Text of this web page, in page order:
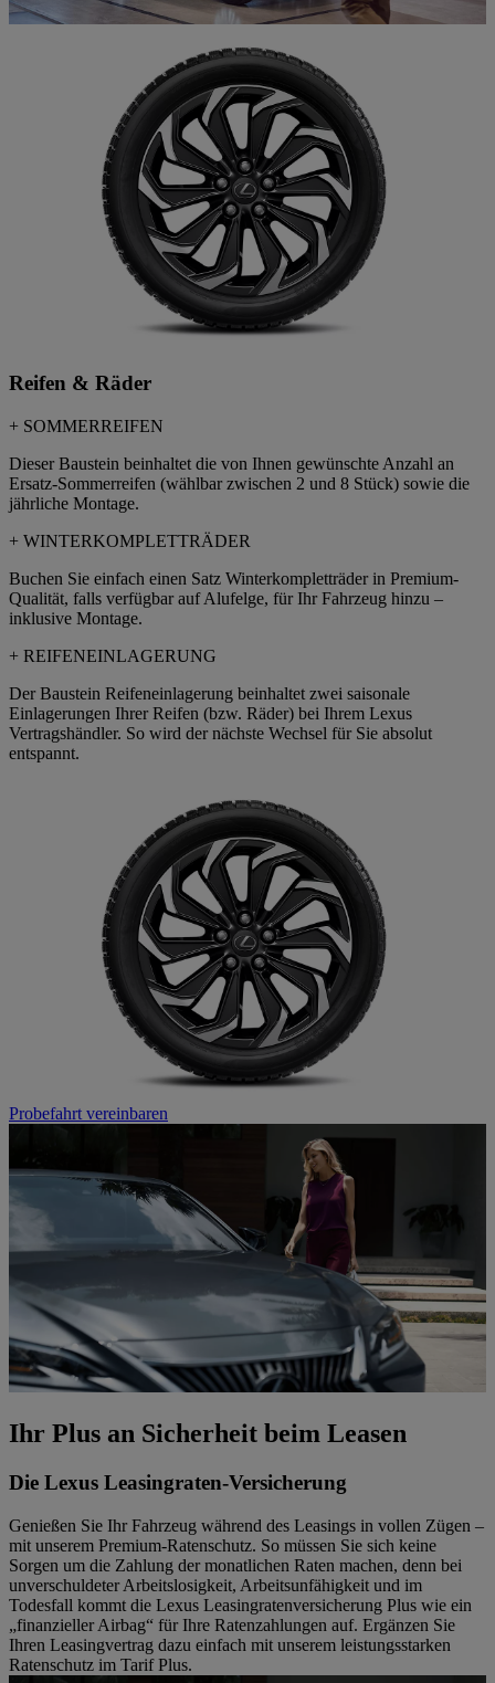
Reifen & Räder
+ SOMMERREIFEN
Dieser Baustein beinhaltet die von Ihnen gewünschte Anzahl an
Ersatz-Sommerreifen (wählbar zwischen 2 und 8 Stück) sowie die
jährliche Montage.
+ WINTERKOMPLETTRÄDER
Buchen Sie einfach einen Satz Winterkompletträder in Premium-
Qualität, falls verfügbar auf Alufelge, für Ihr Fahrzeug hinzu –
inklusive Montage.
+ REIFENEINLAGERUNG
Der Baustein Reifeneinlagerung beinhaltet zwei saisonale
Einlagerungen Ihrer Reifen (bzw. Räder) bei Ihrem Lexus
Vertragshändler. So wird der nächste Wechsel für Sie absolut
entspannt.
Probefahrt vereinbaren
Ihr Plus an Sicherheit beim Leasen
Die Lexus Leasingraten-Versicherung
Genießen Sie Ihr Fahrzeug während des Leasings in vollen Zügen –
mit unserem Premium-Ratenschutz. So müssen Sie sich keine
Sorgen um die Zahlung der monatlichen Raten machen, denn bei
unverschuldeter Arbeitslosigkeit, Arbeitsunfähigkeit und im
Todesfall kommt die Lexus Leasingratenversicherung Plus wie ein
„finanzieller Airbag“ für Ihre Ratenzahlungen auf. Ergänzen Sie
Ihren Leasingvertrag dazu einfach mit unserem leistungsstarken
Ratenschutz im Tarif Plus.